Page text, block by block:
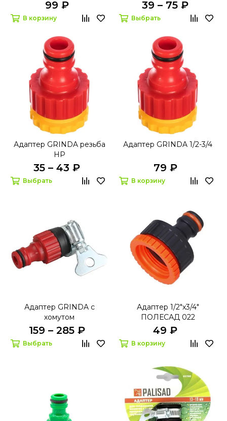
99 ₽
В корзину
39 – 75 ₽
Выбрать
Адаптер GRINDA резьба
НР
35 – 43 ₽
Выбрать
Адаптер GRINDA 1/2-3/4
79 ₽
В корзину
Адаптер GRINDA с
хомутом
159 – 285 ₽
Выбрать
Адаптер 1/2"х3/4"
ПОЛЕСАД 022
49 ₽
В корзину